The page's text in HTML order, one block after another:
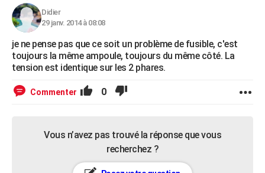
Didier
29 janv. 2014 à 08:08
je ne pense pas que ce soit un problème de fusible, c'est
toujours la même ampoule, toujours du même côté. La
tension est identique sur les 2 phares.
Commenter 0
Vous n’avez pas trouvé la réponse que vous
recherchez ?